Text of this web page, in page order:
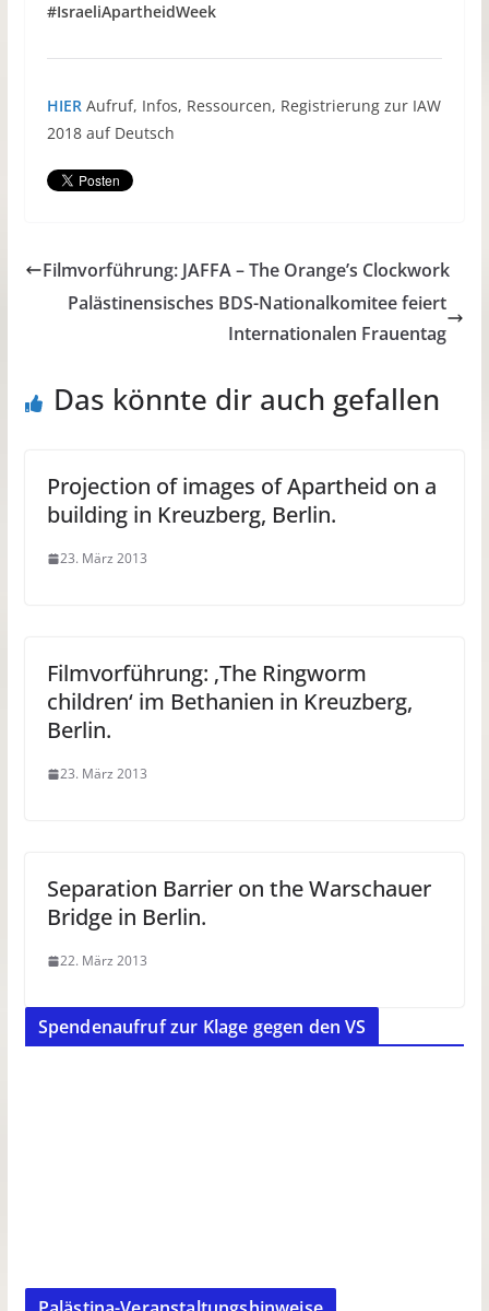
#IsraeliApartheidWeek
HIERAufruf, Infos, Ressourcen, Registrierung zur IAW
2018 auf Deutsch
Filmvorführung: JAFFA – The Orange’s Clockwork
Palästinensisches BDS-Nationalkomitee feiert
Internationalen Frauentag
Das könnte dir auch gefallen
Projection of images of Apartheid on a
building in Kreuzberg, Berlin.
23. März 2013
Filmvorführung: ‚The Ringworm
children‘ im Bethanien in Kreuzberg,
Berlin.
23. März 2013
Separation Barrier on the Warschauer
Bridge in Berlin.
22. März 2013
Spendenaufruf zur Klage gegen den VS